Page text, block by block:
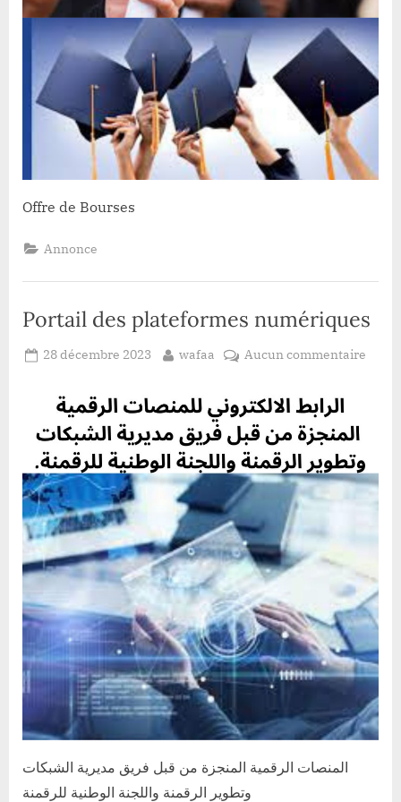
Offre de Bourses
Annonce
Portail des plateformes numériques
Posted
28 décembre 2023 By
wafaa Aucun commentairesur
المنصات الرقمية المنجزة من قبل فريق مديرية الشبكات
وتطوير الرقمنة واللجنة الوطنية للرقمنة